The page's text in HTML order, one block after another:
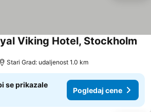
Viking Hotel, Stockholm
Stari Grad: udaljenost 1.0 km
se prikazale
Pogledaj cene